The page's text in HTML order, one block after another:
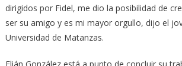
dirigidos por Fidel, me dio la posibilidad de
ser su amigo y es mi mayor orgullo, dijo el
Universidad de Matanzas.